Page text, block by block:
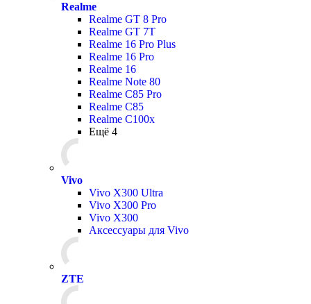
Realme
Realme GT 8 Pro
Realme GT 7T
Realme 16 Pro Plus
Realme 16 Pro
Realme 16
Realme Note 80
Realme C85 Pro
Realme C85
Realme C100x
Ещё 4
Vivo
Vivo X300 Ultra
Vivo X300 Pro
Vivo X300
Аксессуары для Vivo
ZTE